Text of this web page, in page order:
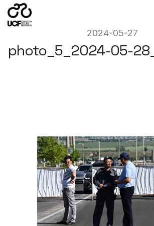
2024-05-27
photo_5_2024-05-